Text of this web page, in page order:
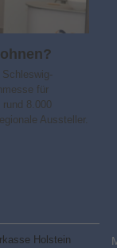
für
8.000
Aussteller.
Holstein